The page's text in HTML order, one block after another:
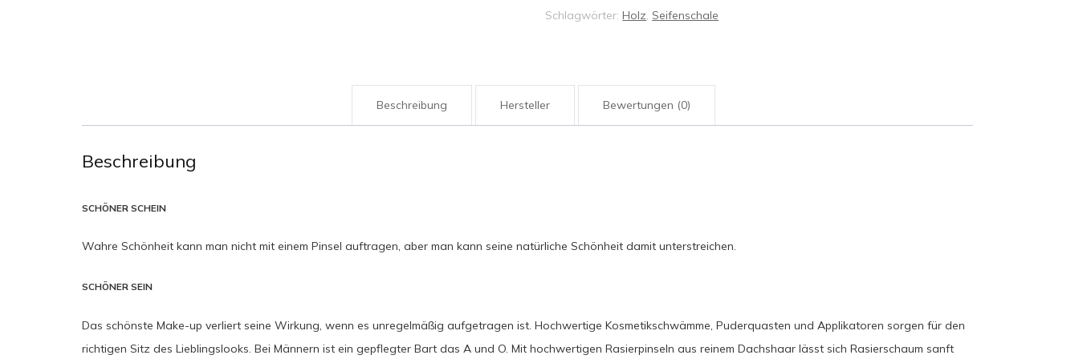
60121
Schlagwörter:Holz, Seifenschale
Beschreibung Hersteller Bewertungen (0)
Beschreibung
SCHÖNER SCHEIN
Wahre Schönheit kann man nicht mit einem Pinsel auftragen, aber man kann seine natürliche Schönheit damit unterstreichen.
SCHÖNER SEIN
Das schönste Make-up verliert seine Wirkung, wenn es unregelmäßig aufgetragen ist. Hochwertige Kosmetikschwämme, Puderquasten und Applikatoren sorgen für den
richtigen Sitz des Lieblingslooks. Bei Männern ist ein gepflegter Bart das A und O. Mit hochwertigen Rasierpinseln aus reinem Dachshaar lässt sich Rasierschaum sanft